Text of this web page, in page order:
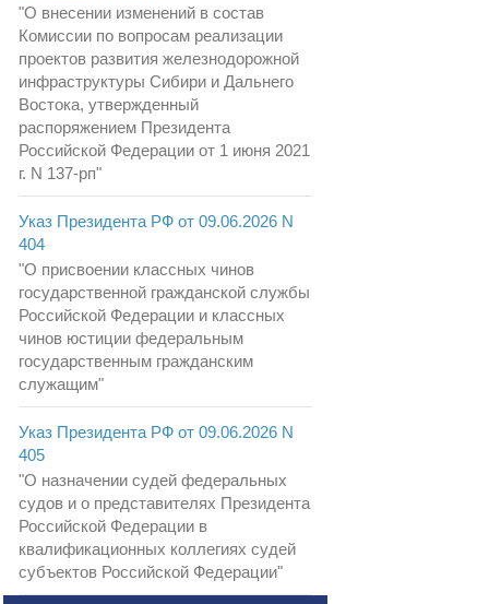
"О внесении изменений в состав
Комиссии по вопросам реализации
проектов развития железнодорожной
инфраструктуры Сибири и Дальнего
Востока, утвержденный
распоряжением Президента
Российской Федерации от 1 июня 2021
г. N 137-рп"
Указ Президента РФ от 09.06.2026 N
404
"О присвоении классных чинов
государственной гражданской службы
Российской Федерации и классных
чинов юстиции федеральным
государственным гражданским
служащим"
Указ Президента РФ от 09.06.2026 N
405
"О назначении судей федеральных
судов и о представителях Президента
Российской Федерации в
квалификационных коллегиях судей
субъектов Российской Федерации"